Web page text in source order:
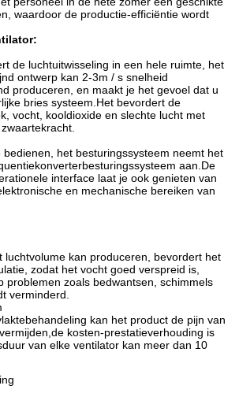
waardoor de productie-efficiëntie wordt
:
de luchtuitwisseling in een hele ruimte, het
ontwerp kan 2-3m / s snelheid
produceren, en maakt je het gevoel dat u
bries systeem.Het bevordert de
vocht, kooldioxide en slechte lucht met
bedienen, het besturingssysteem neemt het
aan.De
interface laat je ook genieten van
en mechanische bereiken van
luchtvolume kan produceren, bevordert het
zodat het vocht goed verspreid is,
problemen zoals bedwantsen, schimmels
verminderd.
kan het product de pijn van
kosten-prestatieverhouding is
van elke ventilator kan meer dan 10